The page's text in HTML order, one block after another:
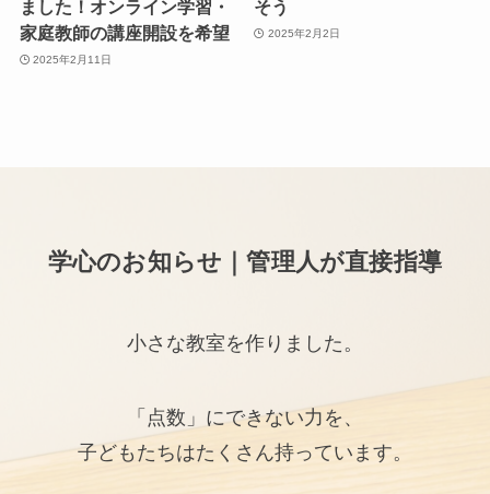
ました！オンライン学習・
家庭教師の講座開設を希望
2025年2月11日
そう
2025年2月2日
学心のお知らせ｜管理人が直接指導
小さな教室を作りました。
「点数」にできない力を、
子どもたちはたくさん持っています。